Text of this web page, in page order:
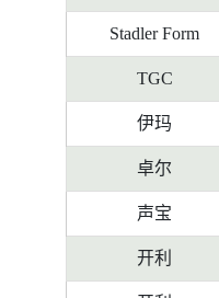
Stadler Form
TGC
伊玛
卓尔
声宝
开利